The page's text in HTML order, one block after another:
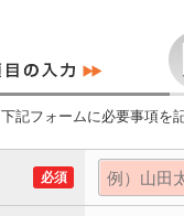
下記フォームに必要事項を
必須